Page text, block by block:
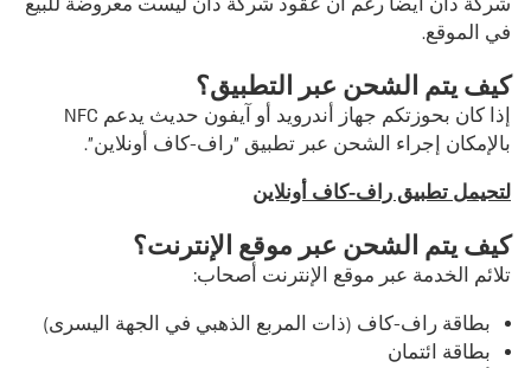
شركة دان أيضا رغم أن عقود شركة دان ليست معروضة للبيع
في الموقع.
كيف يتم الشحن عبر التطبيق؟
إذا كان بحوزتكم جهاز أندرويد أو آيفون حديث يدعم NFC
بالإمكان إجراء الشحن عبر تطبيق "راف-كاف أونلاين".
لتحيمل تطبيق راف-كاف أونلاين
كيف يتم الشحن عبر موقع الإنترنت؟
تلائم الخدمة عبر موقع الإنترنت أصحاب:
بطاقة راف-كاف (ذات المربع الذهبي في الجهة اليسرى)
بطاقة ائتمان